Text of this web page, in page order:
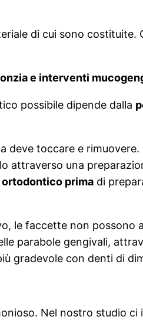
di cui sono costituite.
e interventi
possibile dipende dalla
deve toccare e
una
prima di
le faccette non possono
parabole gengivali,
gradevole con denti di
Nel nostro studio ci